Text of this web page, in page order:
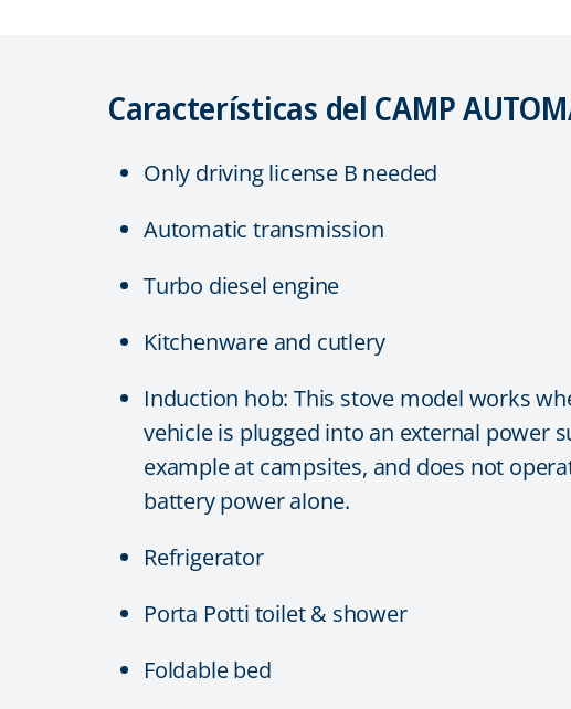
Características del CAMP
Only driving license B needed
Automatic transmission
Turbo diesel engine
Kitchenware and cutlery
Induction hob: This stove model works
vehicle is plugged into an external power
example at campsites, and does not
battery power alone.
Refrigerator
Porta Potti toilet & shower
Foldable bed